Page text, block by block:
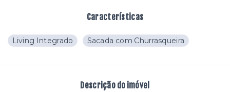
Características
Living Integrado Sacada com Churrasqueira
Descrição do imóvel